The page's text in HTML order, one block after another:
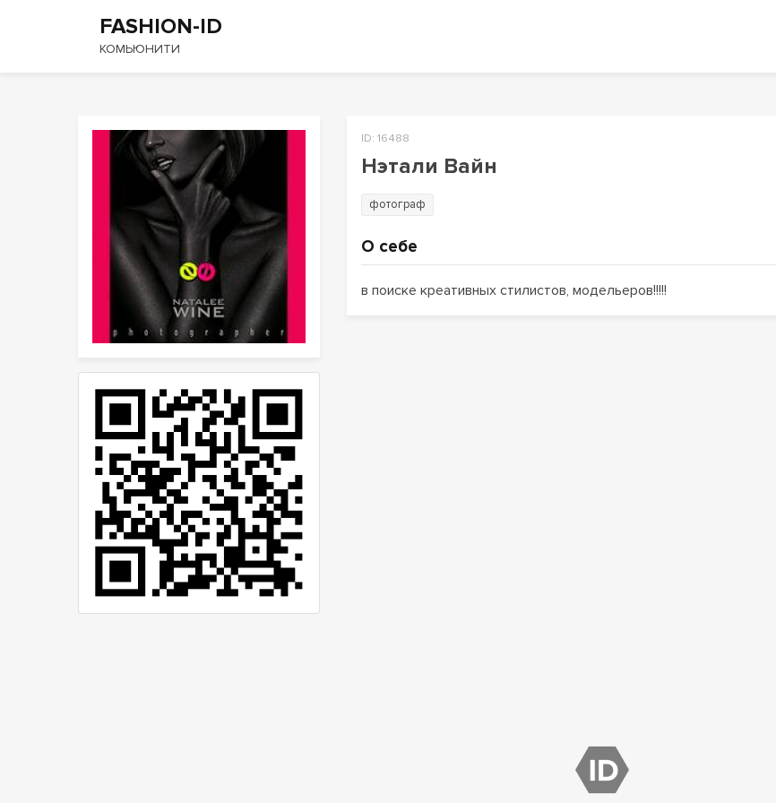
FASHION-ID
КОМЬЮНИТИ
ID: 16488
Нэтали Вайн
фотограф
О себе
в поиске креативных стилистов, модельеров!!!!!